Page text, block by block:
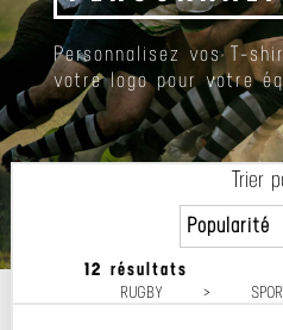
Personnalisez vos T-
votre logo pour votre
12 résultats
RUGBY >
Trier
Popularité
Prix